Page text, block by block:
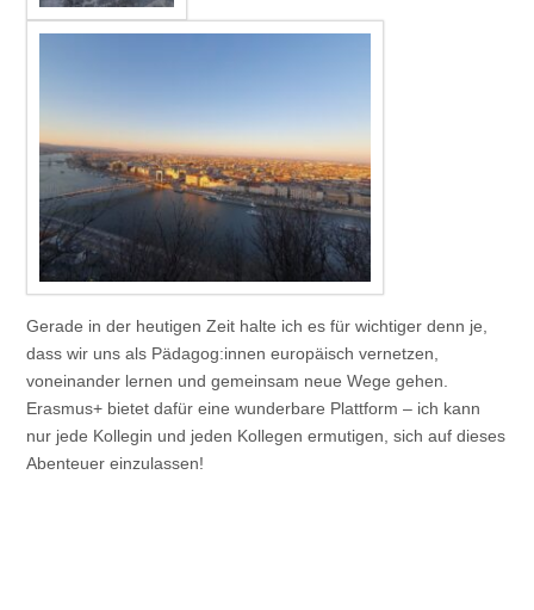
Gerade in der heutigen Zeit halte ich es für wichtiger denn je,
dass wir uns als Pädagog:innen europäisch vernetzen,
voneinander lernen und gemeinsam neue Wege gehen.
Erasmus+ bietet dafür eine wunderbare Plattform – ich kann
nur jede Kollegin und jeden Kollegen ermutigen, sich auf dieses
Abenteuer einzulassen!